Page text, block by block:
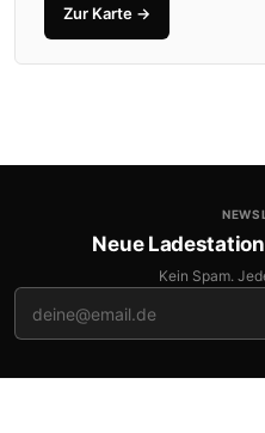
Zur Karte →
Neue
Kein Spam.